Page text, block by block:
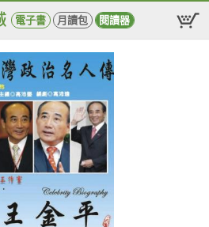
電子書 月讀包 閱讀器